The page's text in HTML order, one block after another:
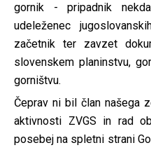
gornik - pripadnik
udeleženec
začetnik ter zavzet
slovenskem planinstvu,
gorništvu.
Čeprav ni bil član našega
aktivnosti ZVGS in rad
posebej na spletni strani